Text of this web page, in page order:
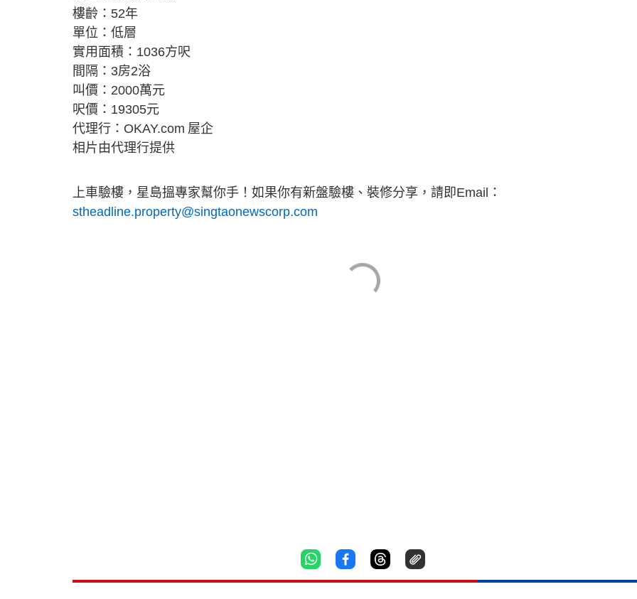
樓齡：52年
單位：低層
實用面積：1036方呎
間隔：3房2浴
叫價：2000萬元
呎價：19305元
代理行：OKAY.com 屋企
相片由代理行提供
上車驗樓，星島搵專家幫你手！如果你有新盤驗樓、裝修分享，請即Email：
stheadline.property@singtaonewscorp.com